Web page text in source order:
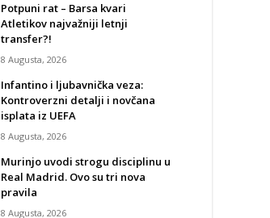
Potpuni rat – Barsa kvari
Atletikov najvažniji letnji
transfer?!
8 Augusta, 2026
Infantino i ljubavnička veza:
Kontroverzni detalji i novčana
isplata iz UEFA
8 Augusta, 2026
Murinjo uvodi strogu disciplinu u
Real Madrid. Ovo su tri nova
pravila
8 Augusta, 2026